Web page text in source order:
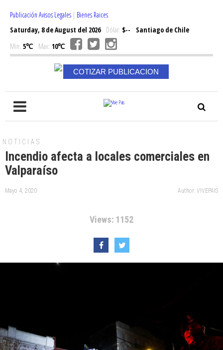
Publicación Avisos Legales | Bienes Raices
Saturday, 8 de August del 2026Dólar: $--
Santiago de Chile
Min: 5℃ Max: 10℃
COTIZAR PUBLICACION
NOTICIAS
Incendio afecta a locales comerciales en
Valparaíso
Mayo 4, 2020 Author: VIVEPAIS
Views: 1152